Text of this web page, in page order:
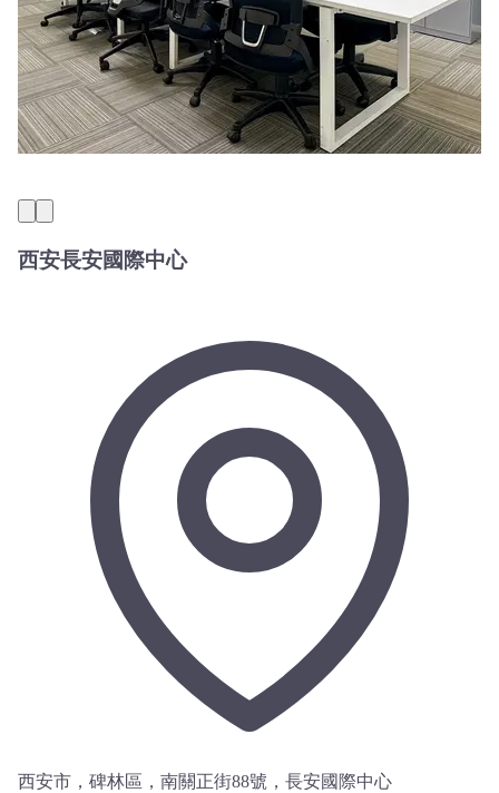
西安長安國際中心
西安市，碑林區，南關正街88號，長安國際中心